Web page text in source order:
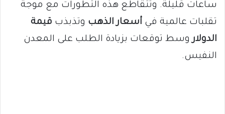
ساعات قليلة. وتتقاطع هذه التطورات مع موجة
تقلبات عالمية في أسعار الذهب وتذبذب قيمة
الدولاروسط توقعات بزيادة الطلب على المعدن
النفيس.